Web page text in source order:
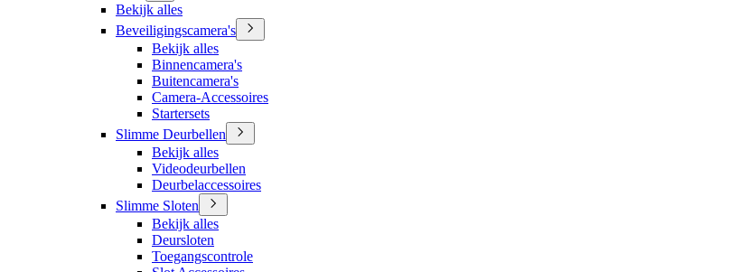
Bekijk alles
Beveiligingscamera's
Bekijk alles
Binnencamera's
Buitencamera's
Camera-Accessoires
Startersets
Slimme Deurbellen
Bekijk alles
Videodeurbellen
Deurbelaccessoires
Slimme Sloten
Bekijk alles
Deursloten
Toegangscontrole